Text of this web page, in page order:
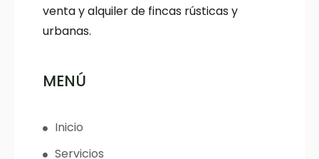
venta y alquiler de fincas rústicas y
urbanas.
MENÚ
Inicio
Servicios